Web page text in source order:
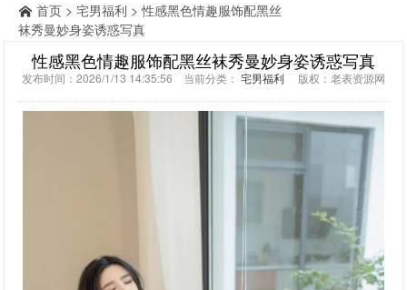
首页 > 宅男福利 > 性感黑色情趣服饰配黑丝
袜秀曼妙身姿诱惑写真
性感黑色情趣服饰配黑丝袜秀曼妙身姿诱惑写真
发布时间：2026/1/13 14:35:56 当前分类： 宅男福利 版权：老表资源网